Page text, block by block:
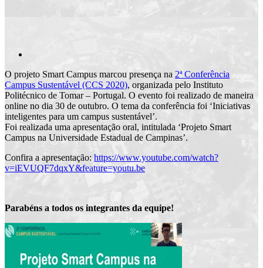
O projeto Smart Campus marcou presença na 2ª Conferência
Campus Sustentável (CCS 2020), organizada pelo Instituto
Politécnico de Tomar – Portugal. O evento foi realizado de maneira
online no dia 30 de outubro. O tema da conferência foi ‘Iniciativas
inteligentes para um campus sustentável’.
Foi realizada uma apresentação oral, intitulada ‘Projeto Smart
Campus na Universidade Estadual de Campinas’.
Confira a apresentação: https://www.youtube.com/watch?
v=iEVUQF7dqxY&feature=youtu.be
Parabéns a todos os integrantes da equipe!